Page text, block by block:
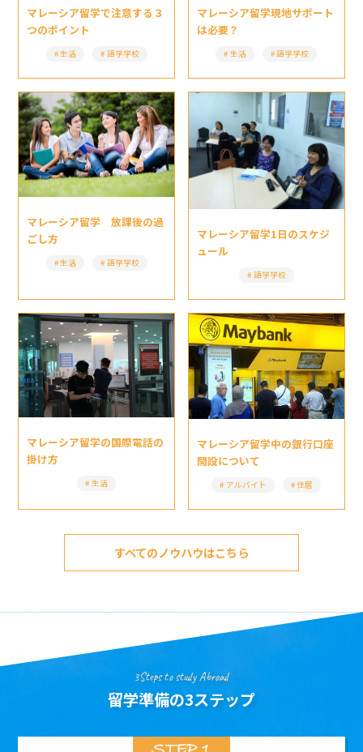
マレーシア留学で注意する３
つのポイント
生活 語学学校
マレーシア留学現地サポート
は必要？
生活 語学学校
マレーシア留学 放課後の過
ごし方
生活 語学学校
マレーシア留学1日のスケジ
ュール
語学学校
マレーシア留学の国際電話の
掛け方
生活
マレーシア留学中の銀行口座
開設について
アルバイト 住居
すべてのノウハウはこちら
3Steps to study Abroad
留学準備の3ステップ